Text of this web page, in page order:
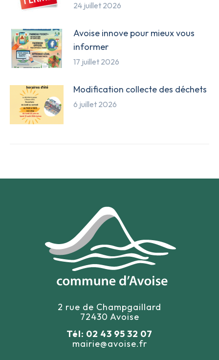
24 juillet 2026
Avoise innove pour mieux vous
informer
17 juillet 2026
Modification collecte des déchets
6 juillet 2026
2 rue de Champgaillard
72430 Avoise
Tél: 02 43 95 32 07
mairie@avoise.fr